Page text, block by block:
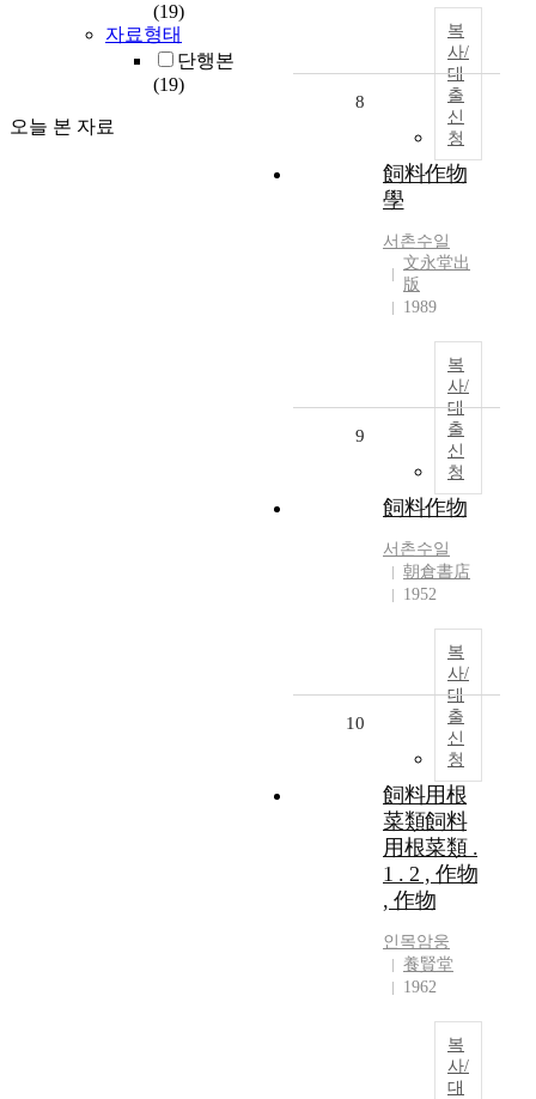
(19)
자료형태
단행본
(19)
오늘 본 자료
복
사/
대
출
신
청
8
飼料作物
學
서촌수일
文永堂出
版
1989
복
사/
대
출
신
청
9
飼料作物
서촌수일
朝倉書店
1952
복
사/
대
출
신
청
10
飼料用根
菜類飼料
用根菜類 .
1 . 2 , 作物
, 作物
인목암웅
養賢堂
1962
복
사/
대